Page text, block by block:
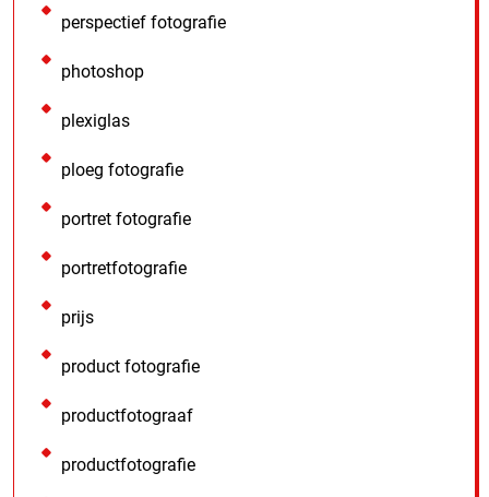
perspectief fotografie
photoshop
plexiglas
ploeg fotografie
portret fotografie
portretfotografie
prijs
product fotografie
productfotograaf
productfotografie